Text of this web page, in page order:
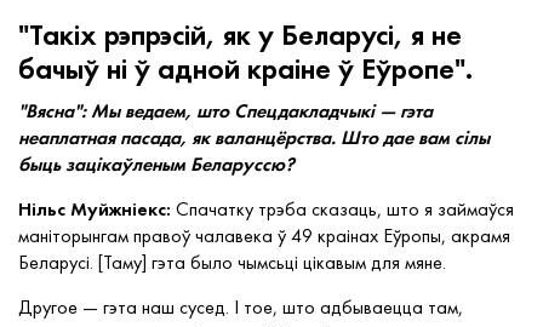
"Такіх рэпрэсій, як у Беларусі, я не
бачыў ні ў адной краіне ў Еўропе".
"Вясна": Мы ведаем, што Спецдакладчыкі — гэта
неаплатная пасада, як валанцёрства. Што дае вам сілы
быць зацікаўленым Беларуссю?
Нільс Муйжніекс: Спачатку трэба сказаць, што я займаўся
маніторынгам правоў чалавека ў 49 краінах Еўропы, акрамя
Беларусі. [Таму] гэта было чымсьці цікавым для мяне.
Другое — гэта наш сусед. І тое, што адбываецца там,